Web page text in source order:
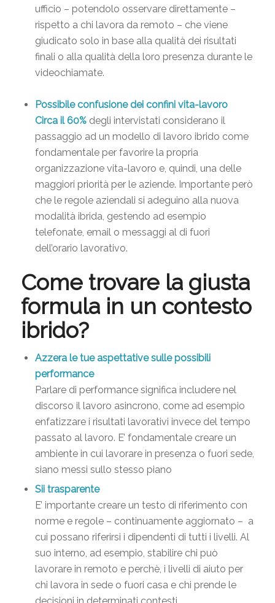
ufficio – potendolo osservare direttamente –
rispetto a chi lavora da remoto – che viene
giudicato solo in base alla qualità dei risultati
finali o alla qualità della loro presenza durante le
videochiamate.
Possibile confusione dei confini vita-lavoro
Circa il 60%degli intervistati considerano il
passaggio ad un modello di lavoro ibrido come
fondamentale per favorire la propria
organizzazione vita-lavoro e, quindi, una delle
maggiori priorità per le aziende. Importante però
che le regole aziendali si adeguino alla nuova
modalità ibrida, gestendo ad esempio
telefonate, email o messaggi al di fuori
dell’orario lavorativo.
Come trovare la giusta
formula in un contesto
ibrido?
Azzera le tue aspettative sulle possibili
performance
Parlare di performance significa includere nel
discorso il lavoro asincrono, come ad esempio
enfatizzare i risultati lavorativi invece del tempo
passato al lavoro. E’ fondamentale creare un
ambiente in cui lavorare in presenza o fuori sede,
siano messi sullo stesso piano
Sii trasparente
E’ importante creare un testo di riferimento con
norme e regole – continuamente aggiornato – a
cui possano riferirsi i dipendenti di tutti i livelli. Al
suo interno, ad esempio, stabilire chi può
lavorare in remoto e perchè, i livelli di aiuto per
chi lavora in sede o fuori casa e chi prende le